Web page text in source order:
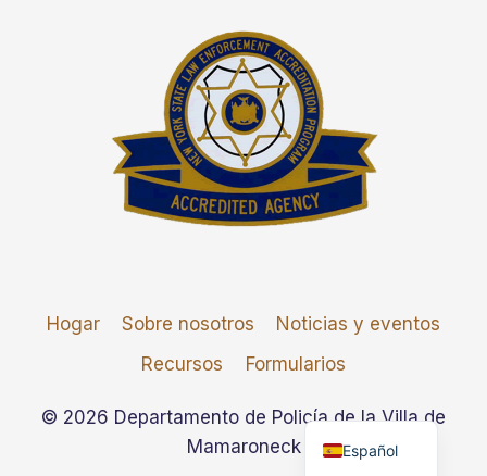
Hogar Sobre nosotros
Noticias y eventos
Recursos
Formularios
© 2026 Departamento de Policía de la Villa de
Mamaroneck
Español
English